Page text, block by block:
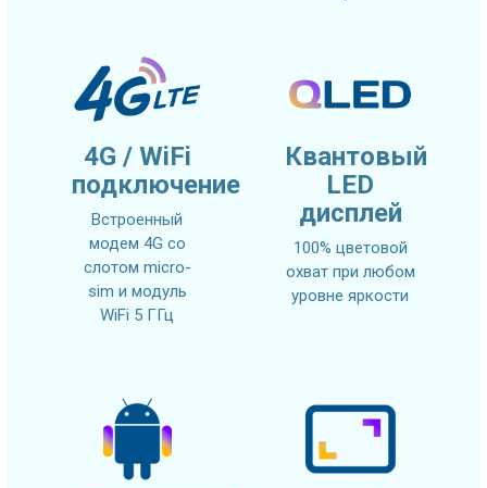
4G / WiFi
подключение
Встроенный
модем 4G со
слотом micro-
sim и модуль
WiFi 5 ГГц
Квантовый
LED
дисплей
100% цветовой
охват при любом
уровне яркости